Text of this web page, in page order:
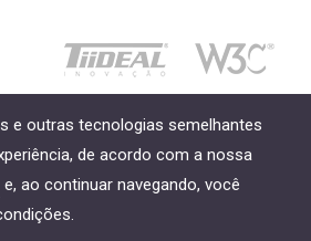
à Lima Associados Contabilidade
Empresarial - 2026
e outras tecnologias semelhantes
de acordo com a nossa
e, ao continuar navegando, você